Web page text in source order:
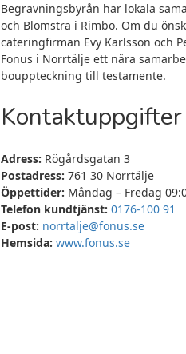
Begravningsbyrån har lokala
och Blomstra i Rimbo. Om du
cateringfirman Evy Karlsson och
Fonus i Norrtälje ett nära
bouppteckning till testamente.
Adress: Rögårdsgatan 3
Postadress: 761 30 Norrtälje
Öppettider: Måndag – Fredag
Telefon kundtjänst: 0176-100 91
E-post: norrtalje@fonus.se
Hemsida: www.fonus.se